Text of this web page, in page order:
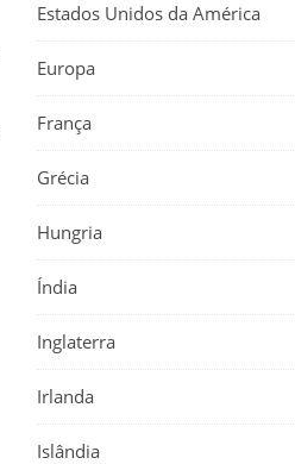
Estados Unidos da América
Europa
França
Grécia
Hungria
Índia
Inglaterra
Irlanda
Islândia